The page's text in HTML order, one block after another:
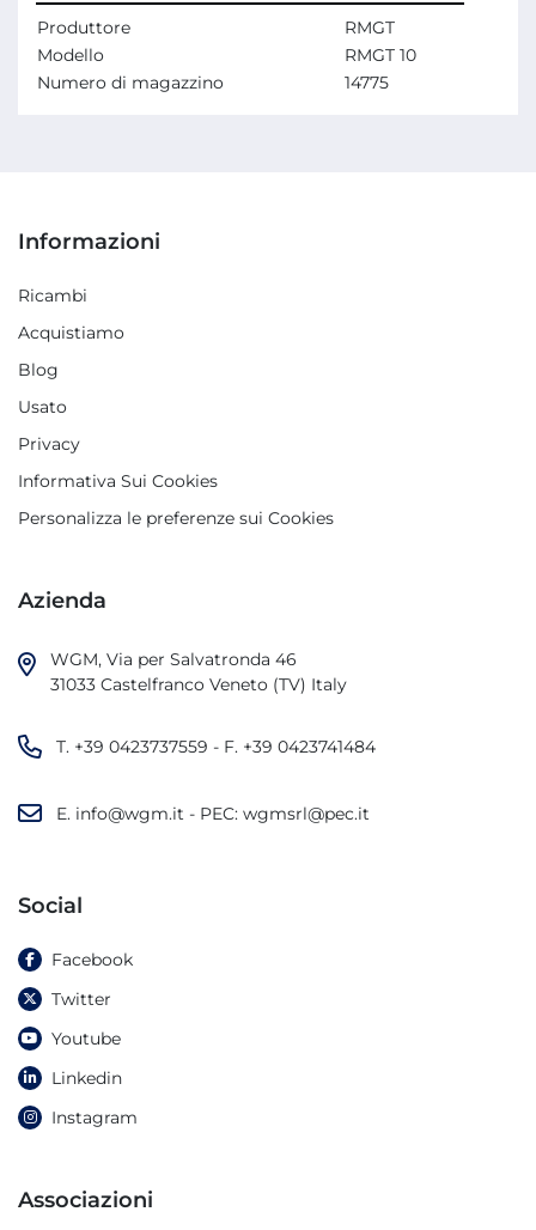
Produttore
RMGT
Modello
RMGT 10
Numero di magazzino
14775
Azienda
WGM, Via per Salvatronda 46
31033 Castelfranco Veneto (TV) Italy
T. +39 0423737559 - F. +39 0423741484
E. info@wgm.it - PEC: wgmsrl@pec.it
Informazioni
Ricambi
Acquistiamo
Blog
Usato
Privacy
Informativa Sui Cookies
Personalizza le preferenze sui Cookies
Social
Facebook
Twitter
Youtube
Linkedin
Instagram
Associazioni